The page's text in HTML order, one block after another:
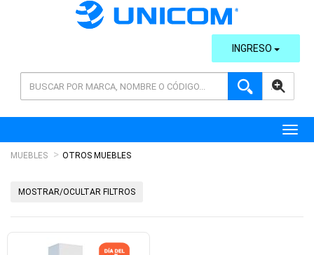
AVANZADA
INGRESO
MUEBLES OTROS MUEBLES
MOSTRAR/OCULTAR FILTROS